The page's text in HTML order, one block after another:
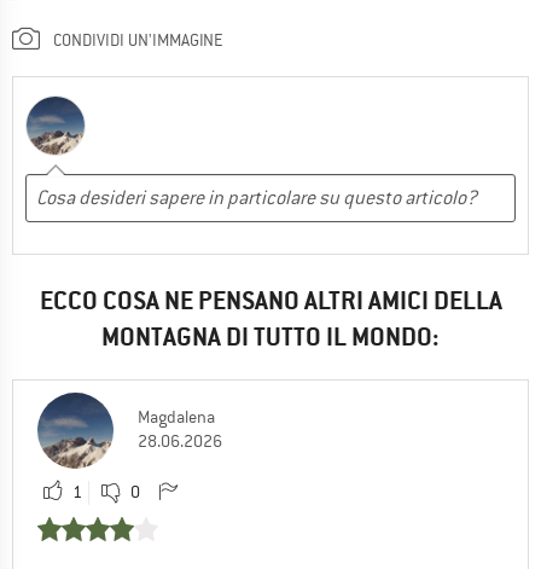
CONDIVIDI UN'IMMAGINE
ECCO COSA NE PENSANO ALTRI AMICI DELLA
MONTAGNA DI TUTTO IL MONDO:
Magdalena
28.06.2026
1 0